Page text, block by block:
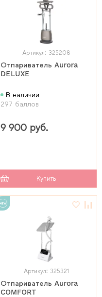
Артикул: 325208
Отпариватель Aurora
DELUXE
В наличии
297 баллов
9 900 руб.
Купить
Артикул: 325321
Отпариватель Aurora
COMFORT